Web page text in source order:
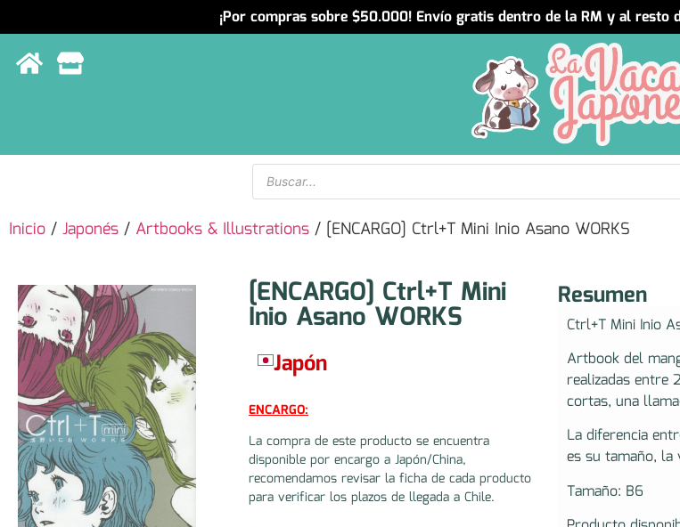
¡Por compras sobre $50.000! Envío gratis dentro de la RM y al resto
Inicio / Japonés / Artbooks & Illustrations / [ENCARGO] Ctrl+T Mini Inio Asano WORKS
[ENCARGO] Ctrl+T Mini
Inio Asano WORKS
Japón
ENCARGO:
La compra de este producto se encuentra
disponible por encargo a Japón/China,
recomendamos revisar la ficha de cada producto
para verificar los plazos de llegada a Chile.
Resumen
Ctrl+T Mini Inio
Artbook del
realizadas entre
cortas, una
La diferencia
es su tamaño, la
Tamaño: B6